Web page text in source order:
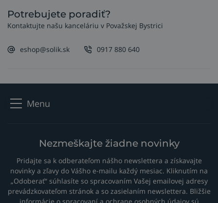
Potrebujete poradiť?
Kontaktujte našu kanceláriu v Považskej Bystrici
eshop@solik.sk 0917 880 640
Menu
Nezmeškajte žiadne novinky
Pridajte sa k odberateľom nášho newslettera a získavajte
novinky a zľavy do Vášho e-mailu každý mesiac. Kliknutím na
„Odoberať“ súhlasíte so spracovaním Vašej emailovej adresy
prevádzkovateľom stránok a so zasielaním newslettera. Bližšie